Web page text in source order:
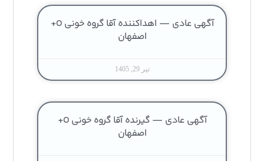
آگهی عادی — اهداکننده آقا گروه خونی O+
اصفهان
تیر 29, 1405
آگهی عادی — گیرنده آقا گروه خونی O+
اصفهان